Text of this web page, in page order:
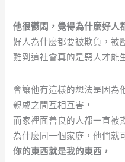
他很鬱悶，覺得為什麼好人
好人為什麼都要被欺負，被
難到這社會真的是惡人才能
會讓他有這樣的想法是因為
親戚之間互相互害，
而家裡面善良的人都一直被
為什麼同一個家庭，他們就
你的東西就是我的東西，